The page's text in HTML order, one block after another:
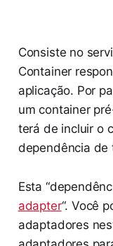
Consiste no
Container
aplicação. Por
um container
terá de incluir o
dependência de
Esta
adapter“. Você
adaptadores